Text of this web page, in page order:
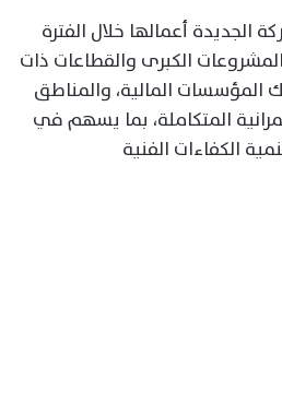
الجديدة أعمالها خلال الفترة
الكبرى والقطاعات ذات
المؤسسات المالية، والمناطق
المتكاملة، بما يسهم في
الكفاءات الفنية